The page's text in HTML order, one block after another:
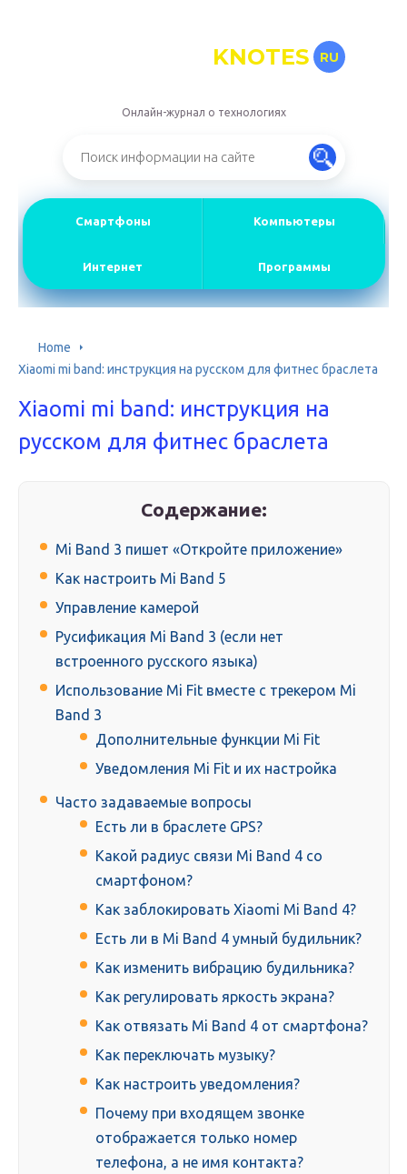
KNOTES RU
Онлайн-журнал о технологиях
Смартфоны Компьютеры
Интернет Программы
Home
Xiaomi mi band: инструкция на русском для фитнес браслета
Xiaomi mi band: инструкция на
русском для фитнес браслета
Содержание:
Mi Band 3 пишет «Откройте приложение»
Как настроить Mi Band 5
Управление камерой
Русификация Mi Band 3 (если нет
встроенного русского языка)
Использование Mi Fit вместе с трекером Mi
Band 3
Дополнительные функции Mi Fit
Уведомления Mi Fit и их настройка
Часто задаваемые вопросы
Есть ли в браслете GPS?
Какой радиус связи Mi Band 4 со
смартфоном?
Как заблокировать Xiaomi Mi Band 4?
Есть ли в Mi Band 4 умный будильник?
Как изменить вибрацию будильника?
Как регулировать яркость экрана?
Как отвязать Mi Band 4 от смартфона?
Как переключать музыку?
Как настроить уведомления?
Почему при входящем звонке
отображается только номер
телефона, а не имя контакта?